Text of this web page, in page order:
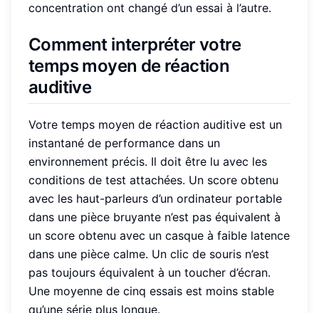
concentration ont changé d’un essai à l’autre.
Comment interpréter votre
temps moyen de réaction
auditive
Votre temps moyen de réaction auditive est un
instantané de performance dans un
environnement précis. Il doit être lu avec les
conditions de test attachées. Un score obtenu
avec les haut-parleurs d’un ordinateur portable
dans une pièce bruyante n’est pas équivalent à
un score obtenu avec un casque à faible latence
dans une pièce calme. Un clic de souris n’est
pas toujours équivalent à un toucher d’écran.
Une moyenne de cinq essais est moins stable
qu’une série plus longue.